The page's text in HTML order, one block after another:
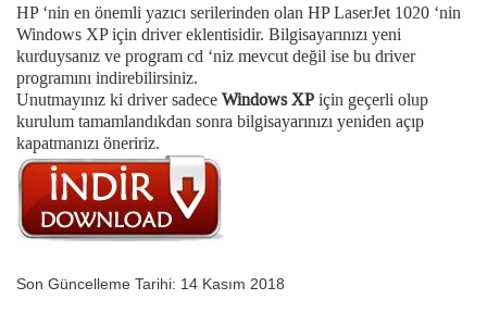
HP ‘nin en önemli yazıcı serilerinden olan HP LaserJet 1020 ‘nin
Windows XP için driver eklentisidir. Bilgisayarınızı yeni
kurduysanız ve program cd ‘niz mevcut değil ise bu driver
programını indirebilirsiniz.
Unutmayınız ki driver sadeceWindows XPiçin geçerli olup
kurulum tamamlandıkdan sonra bilgisayarınızı yeniden açıp
kapatmanızı öneririz.
Son Güncelleme Tarihi: 14 Kasım 2018